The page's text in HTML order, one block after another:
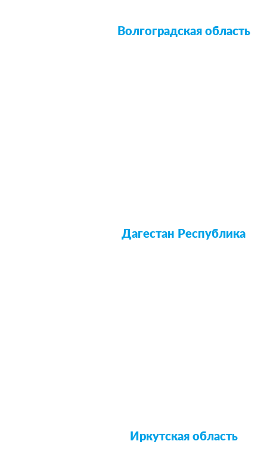
Волгоградская область
Дагестан Республика
Иркутская область